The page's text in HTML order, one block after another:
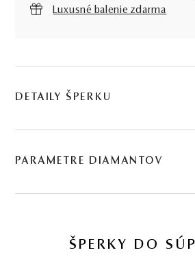
Luxusné balenie zdarma
DETAILY ŠPERKU
použili prírodné materiály: ružové
54 KS
PARAMETRE DIAMANTOV
54 ∑ 0,37 ct
ŠPERKY DO